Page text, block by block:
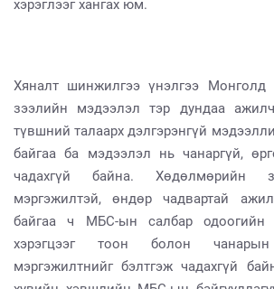
хэрэглээг хангах юм.
Хяналт шинжилгээ үнэлгээ Монголд
зээлийн мэдээлэл тэр дундаа
түвшний талаарх дэлгэрэнгүй
байгаа ба мэдээлэл нь чанаргүй,
чадахгүй байна. Хөдөлмөрийн
мэргэжилтэй, өндөр чадвартай
байгаа ч МБС-ын салбар одоогийн
хэрэгцээг тоон болон
мэргэжилтнийг бэлтгэж чадахгүй